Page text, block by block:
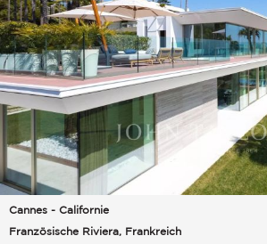
Cannes - Californie
Französische Riviera, Frankreich